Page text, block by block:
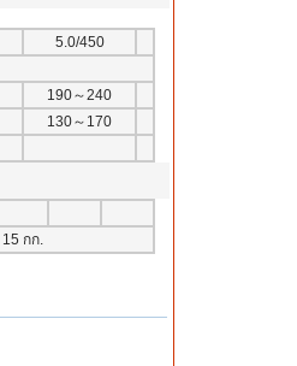
5.0/450
190～240
130～170
15 กก.